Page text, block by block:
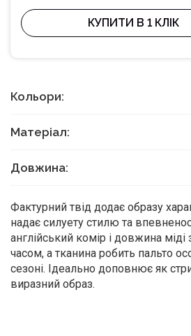
КУПИТИ В 1 КЛІК
Кольори:
Матеріал:
Довжина:
Фактурний твід додає образу
надає силуету стилю та
англійський комір і довжина
часом, а тканина робить пальто
сезоні. Ідеально доповнює як
виразний образ.